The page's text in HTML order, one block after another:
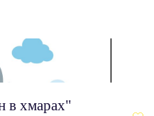
в хмарах"